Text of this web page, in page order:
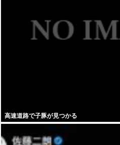
高速道路で子豚が見つかる